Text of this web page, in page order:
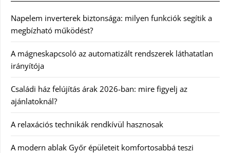
Napelem inverterek biztonsága: milyen funkciók segítik a
megbízható működést?
A mágneskapcsoló az automatizált rendszerek láthatatlan
irányítója
Családi ház felújítás árak 2026-ban: mire figyelj az
ajánlatoknál?
A relaxációs technikák rendkívül hasznosak
A modern ablak Győr épületeit komfortosabbá teszi